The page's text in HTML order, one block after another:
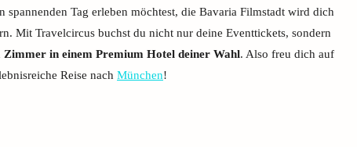
spannenden Tag erleben möchtest, die Bavaria Filmstadt wird dich
Mit Travelcircus buchst du nicht nur deine Eventtickets, sondern
Zimmer in einem Premium Hotel deiner Wahl. Also freu dich auf
Reise nach München!